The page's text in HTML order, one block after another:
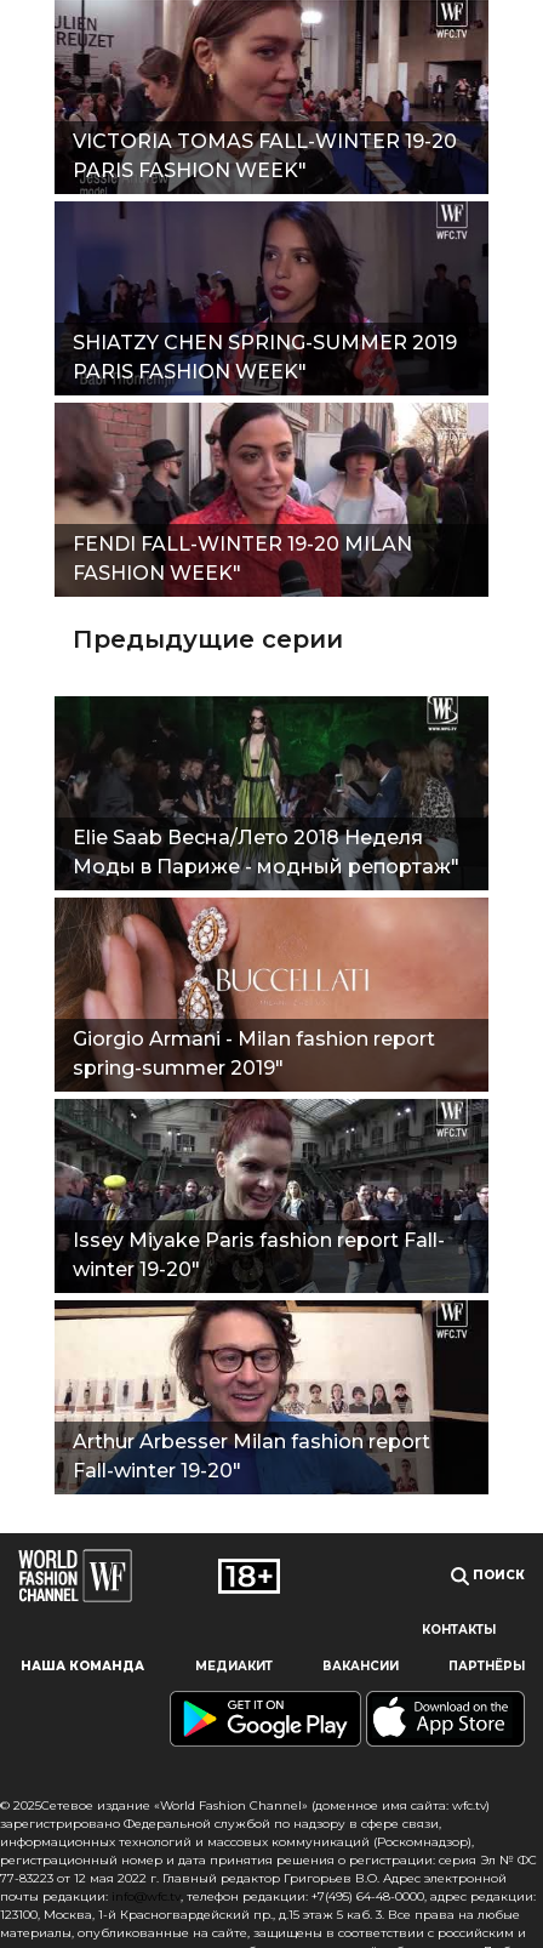
Наш сайт использует файлы cookie и похожие технологии,
пользователям, предоставляя персонализированную
информацию, запоминая предпочтения в области
сайта, вы подтверждаете свое согласие на использование
файлов cookie в соответствии с настоящим уведомлением
в отношении данного типа файлов. Если вы не согласны
с тем, чтобы мы использовали данный тип файлов,
то вы должны соответствующим образом установить
настройки вашего браузера или не использовать сайт wfc.tv
VICTORIA TOMAS FALL-WINTER 19-20
PARIS FASHION WEEK"
SHIATZY CHEN SPRING-SUMMER 2019
PARIS FASHION WEEK"
FENDI FALL-WINTER 19-20 MILAN
FASHION WEEK"
Предыдущие серии
Elie Saab Весна/Лето 2018 Неделя
Моды в Париже - модный репортаж"
Giorgio Armani - Milan fashion report
spring-summer 2019"
Issey Miyake Paris fashion report Fall-
winter 19-20"
Arthur Arbesser Milan fashion report
Fall-winter 19-20"
ПОИСК
КОНТАКТЫ
НАША КОМАНДА МЕДИАКИТ ВАКАНСИИ ПАРТНЁРЫ
© 2025Сетевое издание «World Fashion Channel» (доменное имя сайта: wfc.tv)
зарегистрировано Федеральной службой по надзору в сфере связи,
информационных технологий и массовых коммуникаций (Роскомнадзор),
регистрационный номер и дата принятия решения о регистрации: серия Эл № ФС
77-83223 от 12 мая 2022 г. Главный редактор Григорьев В.О. Адрес электронной
почты редакции: info@wfc.tv, телефон редакции: +7(495) 64-48-0000, адрес редакции:
123100, Москва, 1-й Красногвардейский пр., д.15 этаж 5 каб. 3. Все права на любые
материалы, опубликованные на сайте, защищены в соответствии с российским и